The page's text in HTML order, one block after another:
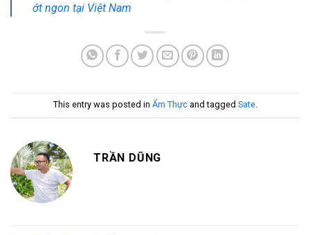
ớt ngon tại Việt Nam
This entry was posted in Ẩm Thựcand tagged Sate.
TRẦN DŨNG